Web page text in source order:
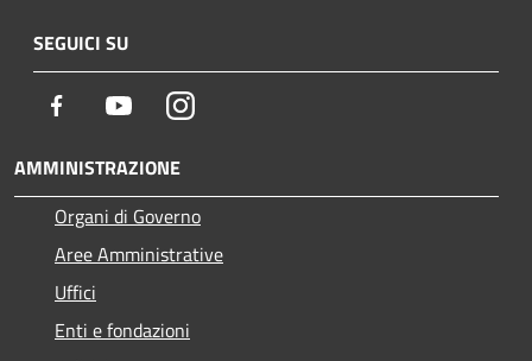
SEGUICI SU
Facebook YoutubeInstagram
AMMINISTRAZIONE
Organi di Governo
Aree Amministrative
Uffici
Enti e fondazioni